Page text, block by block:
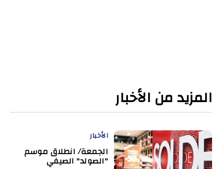
المزيد من الأخبار
الأخبار
الجمعة/ انطلاق موسم
"الصولد" الصيفي